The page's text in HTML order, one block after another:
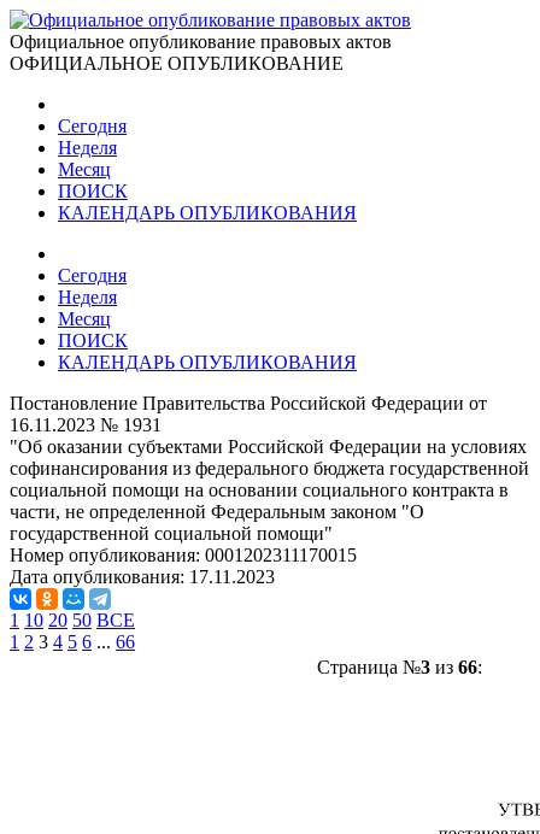
Официальное опубликование правовых актов
ОФИЦИАЛЬНОЕ ОПУБЛИКОВАНИЕ
Сегодня
Неделя
Месяц
ПОИСК
КАЛЕНДАРЬ ОПУБЛИКОВАНИЯ
Сегодня
Неделя
Месяц
ПОИСК
КАЛЕНДАРЬ ОПУБЛИКОВАНИЯ
Постановление Правительства Российской Федерации от
16.11.2023 № 1931
"Об оказании субъектами Российской Федерации на условиях
софинансирования из федерального бюджета государственной
социальной помощи на основании социального контракта в
части, не определенной Федеральным законом "О
государственной социальной помощи"
Номер опубликования: 0001202311170015
Дата опубликования: 17.11.2023
1 10 20 50 ВСЕ
1 2 3 4 5 6 ... 66
Страница №3из 66: